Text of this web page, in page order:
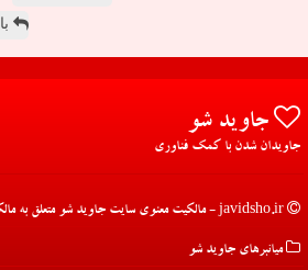
جاوید شو
جاویدان شدن با کمک فناوری
میانبرهای جاوید شو